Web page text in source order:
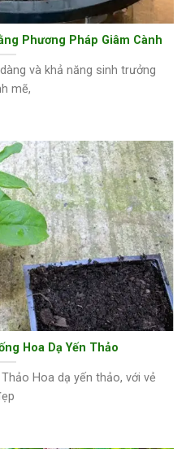
Phương Pháp Giâm Cành
và khả năng sinh trưởng
mẽ,
Hoa Dạ Yến Thảo
Hoa dạ yến thảo, với vẻ